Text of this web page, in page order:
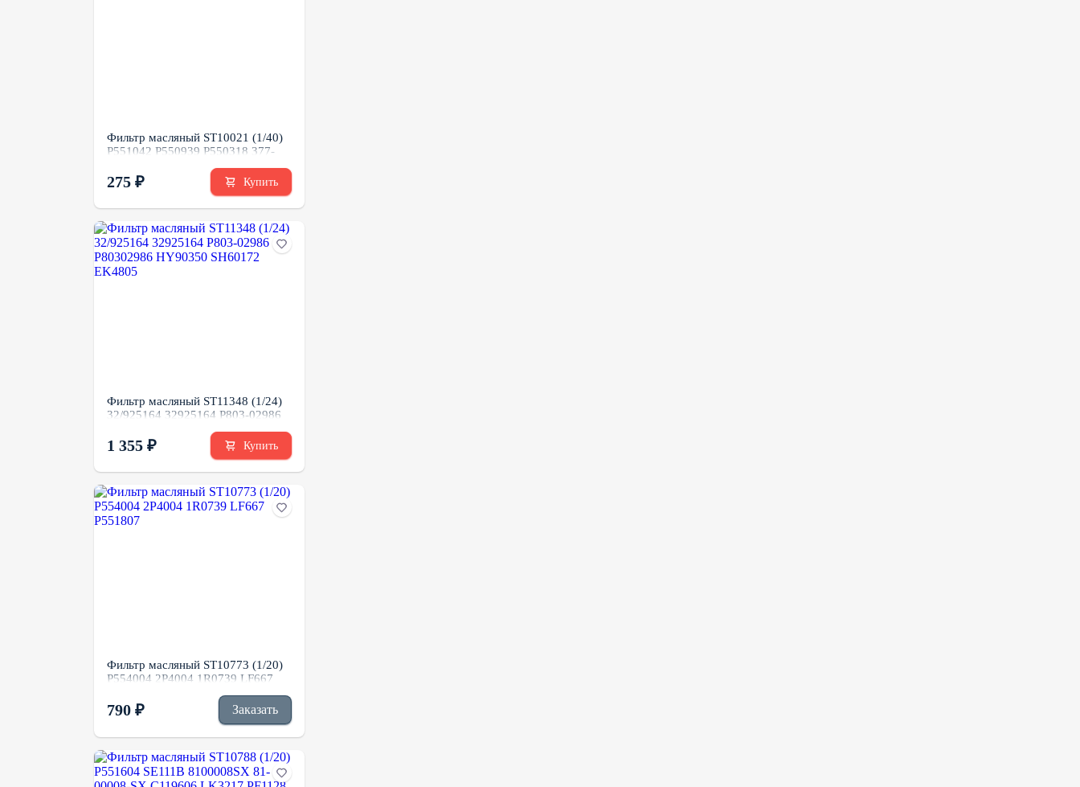
Фильтр масляный ST10021 (1/40)
P551042 P550939 P550318 377-
275 ₽ Купить
Фильтр масляный ST11348 (1/24)
32/925164 32925164 P803-02986
EK4805
1 355 ₽ Купить
Фильтр масляный ST10773 (1/20)
P554004 2P4004 1R0739 LF667
790 ₽ Заказать